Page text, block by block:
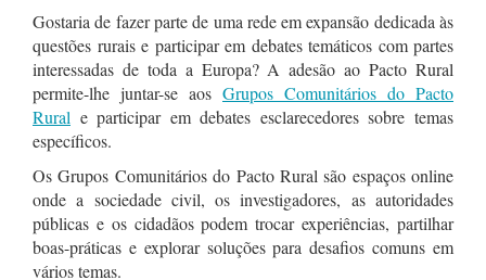
Gostaria de fazer parte de uma rede em expansão dedicada às
questões rurais e participar em debates temáticos com partes
interessadas de toda a Europa? A adesão ao Pacto Rural
permite-lhe juntar-se aos Grupos Comunitários do Pacto
Rural e participar em debates esclarecedores sobre temas
específicos.
Os Grupos Comunitários do Pacto Rural são espaços online
onde a sociedade civil, os investigadores, as autoridades
públicas e os cidadãos podem trocar experiências, partilhar
boas-práticas e explorar soluções para desafios comuns em
vários temas.